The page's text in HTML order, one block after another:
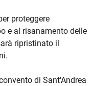
proteggere
e al risanamento delle
ripristinato il
di Sant'Andrea